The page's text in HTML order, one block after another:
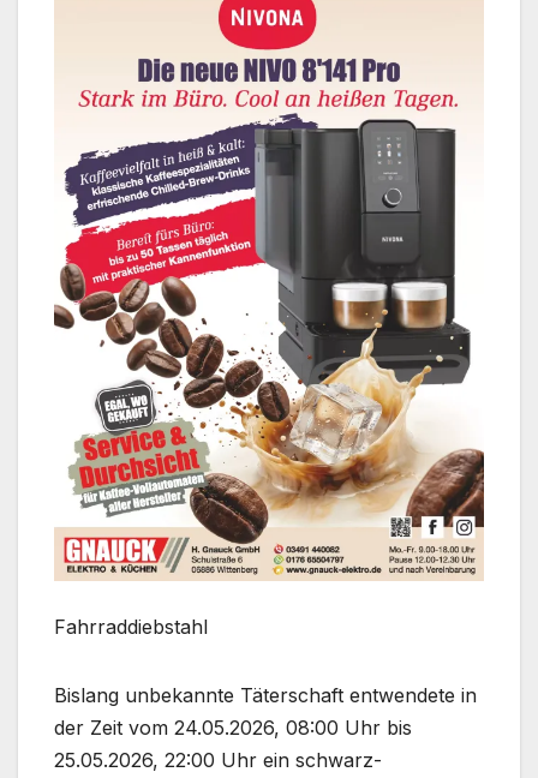
Fahrraddiebstahl
Bislang unbekannte Täterschaft entwendete in
der Zeit vom 24.05.2026, 08:00 Uhr bis
25.05.2026, 22:00 Uhr ein schwarz-